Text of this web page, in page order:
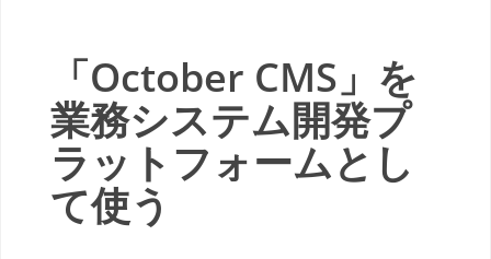
「October CMS」を
業務システム開発プ
ラットフォームとし
て使う